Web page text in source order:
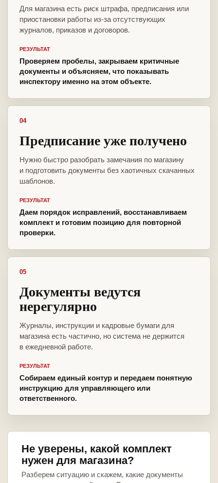
Для магазина есть риск штрафа, предписания или
приостановки работы из-за отсутствующих
журналов, приказов и договоров.
РЕЗУЛЬТАТ
Проверяем пробелы, закрываем критичные
документы и объясняем, что показывать
инспектору именно на этом объекте.
04
Предписание уже получено
Нужно быстро разобрать замечания по магазину
и подготовить документы без хаотичных скачанных
шаблонов.
РЕЗУЛЬТАТ
Даем порядок исправлений, восстанавливаем
комплект и готовим позицию для повторной
проверки.
05
Документы ведутся
нерегулярно
Журналы, инструкции и кадровые бумаги для
магазина есть частично, но система не держится
в ежедневной работе.
РЕЗУЛЬТАТ
Собираем единый контур и передаем понятную
инструкцию для управляющего или
ответственного.
Не уверены, какой комплект
нужен для магазина?
Разберем ситуацию и скажем, какие документы